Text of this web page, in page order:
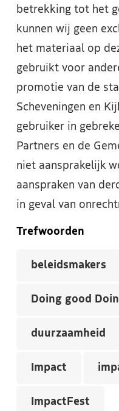
betrekking tot het
kunnen wij geen
het materiaal op
gebruikt voor
promotie van de
Scheveningen en
gebruiker in
Partners en de
niet aansprakelijk
aanspraken van
in geval van
Trefwoorden
beleidsmakers
Doing good
duurzaamheid
Impact
ImpactFest